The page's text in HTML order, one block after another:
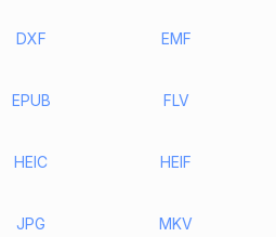
DXF EMF
EPUB FLV
HEIC HEIF
JPG MKV